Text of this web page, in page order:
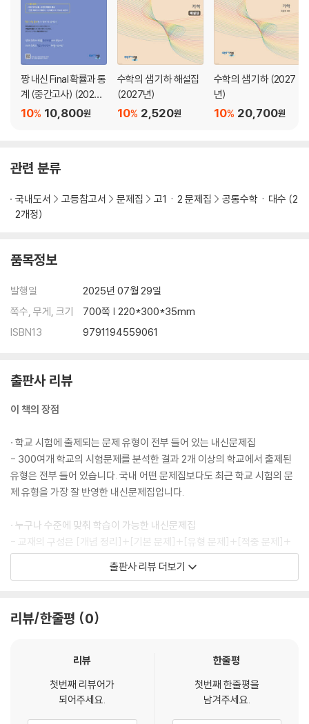
짱 내신 Final 확률과 통
계 (중간고사) (2026
년)
10,800원
10%
수학의 샘 기하 해설집
(2027년)
2,520원
10%
수학의 샘 기하 (2027
년)
20,700원
10%
관련 분류
국내도서 고등참고서 문제집 고1ㆍ2 문제집
공통수학ㆍ대수 (2
2개정)
품목정보
발행일
2025년 07월 29일
쪽수, 무게, 크기
700쪽 | 220*300*35mm
ISBN13
9791194559061
출판사 리뷰
이 책의 장점
· 학교 시험에 출제되는 문제 유형이 전부 들어 있는 내신문제집
- 300여개 학교의 시험문제를 분석한 결과 2개 이상의 학교에서 출제된
유형은 전부 들어 있습니다. 국내 어떤 문제집보다도 최근 학교 시험의 문
제 유형을 가장 잘 반영한 내신문제집입니다.
· 누구나 수준에 맞춰 학습이 가능한 내신문제집
- 교재의 구성은 [개념 정리]+[기본 문제]+[유형 문제]+[적중 문제]+
[고난도 문제]로 이루어져 있습니다. 중하위권 학생들은 기본 문제, 유형
문제, 적중 문제 위주로, 상위권 학생들은 유형 문제, 적중 문제, 고난도 문
- 선생님들이 중간고사, 기말고사를 출제하실 때, 내신 변별력을 높이기
여 수록하였습니다. 교육청 기출문제와 기출문제를 변형한 문제는 문항 옆
에 ‘교육청 기출’, ‘교육청 응용’이라고 표기하였습니다.
출판사 리뷰 더보기
리뷰/한줄평 0
리뷰
첫번째 리뷰어가
되어주세요.
한줄평
첫번째 한줄평을
남겨주세요.